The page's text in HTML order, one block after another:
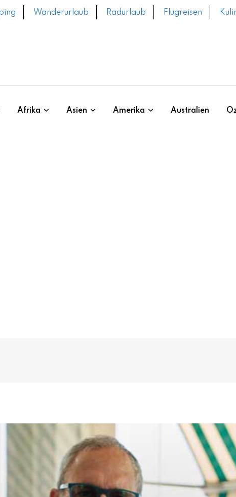
Wanderurlaub Radurlaub Flugreisen
Afrika Asien Amerika Australien